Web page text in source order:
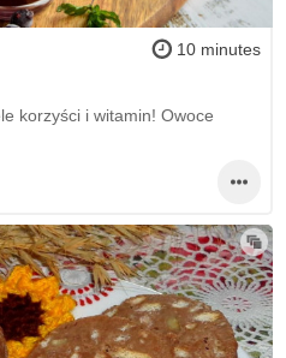
10 minutes
korzyści i witamin! Owoce